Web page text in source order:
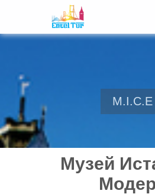
M.I.C.E
Музей